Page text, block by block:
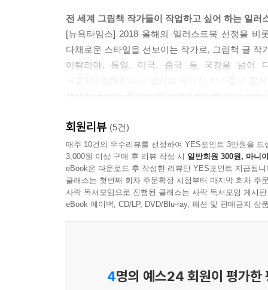
전 세계 그림책 작가들이 작업하고 싶어 하는 일
[뉴욕타임스] 2018 올해의 일러스트북 선정을
다채로운 스타일을 선보이는 작가로, 그림책 글
이탈리아, 독일, 미국, 중국 등 국경을 넘어
책에서 스페인 출신의 루이 할아버지를 마치 정
숨겨놓은 작은 이미지 요소들은 독자에게 더 많은
서로 마주하기도 하고, 때로는 소 년이 할아버
초록보다도 아름답게 보여준다.
‘어른들을 위한 그림책 읽기’를 이끌어온 무루 작
루이 할아버지를 닮은 옮긴이 정원정은 번역과
“《섬 위의 주먹》에는 몇 번이고 자세히 보아
회원리뷰 (5건)
매주 10건의 우수리뷰를 선정하여 YES포인트 3만원을 드
3,000원 이상 구매 후 리뷰 작성 시 일반회원 300원, 마니
eBook은 다운로드 후 작성한 리뷰만 YES포인트 지급됩니
클래스는 첫번째 회차 주문확정 시점부터 마지막 회차 주
사락 독서모임으로 진행된 클래스는 사락 독서모임 게시
eBook 페이백, CD/LP, DVD/Blu-ray, 패션 및 판매금지 상
4명의 예스24 회원이 평가한